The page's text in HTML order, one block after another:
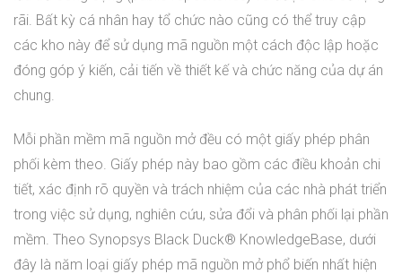
rãi. Bất kỳ cá nhân hay tổ chức nào cũng có thể truy cập
các kho này để sử dụng mã nguồn một cách độc lập hoặc
đóng góp ý kiến, cải tiến về thiết kế và chức năng của dự án
chung.
Mỗi phần mềm mã nguồn mở đều có một giấy phép phân
phối kèm theo. Giấy phép này bao gồm các điều khoản chi
tiết, xác định rõ quyền và trách nhiệm của các nhà phát triển
trong việc sử dụng, nghiên cứu, sửa đổi và phân phối lại phần
mềm. Theo Synopsys Black Duck® KnowledgeBase, dưới
đây là năm loại giấy phép mã nguồn mở phổ biến nhất hiện